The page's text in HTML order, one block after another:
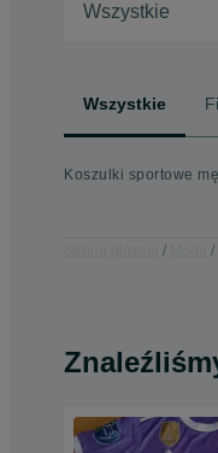
Wszystkie
Wszystkie
Koszulki sportowe